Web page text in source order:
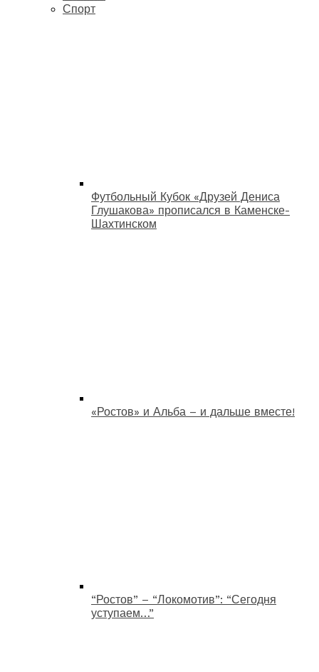
Спорт
Футбольный Кубок «Друзей Дениса
Глушакова» прописался в Каменске-
Шахтинском
«Ростов» и Альба – и дальше вместе!
“Ростов” – “Локомотив”: “Сегодня
уступаем…”